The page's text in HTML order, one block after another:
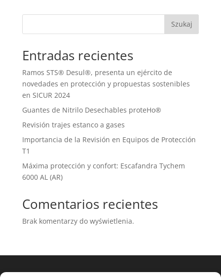
Szukaj
Entradas recientes
Ramos STS® Desul®, presenta un ejército de
novedades en protección y propuestas sostenibles
en SICUR 2024
Guantes de Nitrilo Desechables proteHo®
Revisión trajes estanco a gases
Importancia de la Revisión en Equipos de Protección
T1
Máxima protección y confort: Escafandra Tychem
6000 AL (AR)
Comentarios recientes
Brak komentarzy do wyświetlenia.